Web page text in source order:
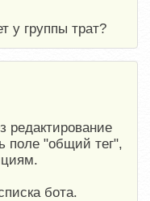
у группы трат?
редактирование
поле "общий тег",
бота.